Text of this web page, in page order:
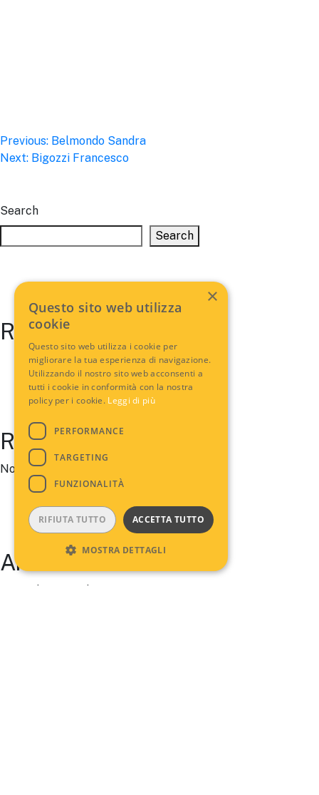
Post
navigation
Previous: Belmondo Sandra
Next: Bigozzi Francesco
Search
Search
Recent Posts
Recent Comments
No comments to show.
Archives
No archives to show.
×
Questo sito web utilizza
cookie
Questo sito web utilizza i cookie per
migliorare la tua esperienza di navigazione.
Utilizzando il nostro sito web acconsenti a
tutti i cookie in conformità con la nostra
policy per i cookie. Leggi di più
PERFORMANCE
TARGETING
FUNZIONALITÀ
ACCETTA TUTTO
RIFIUTA TUTTO
MOSTRA DETTAGLI